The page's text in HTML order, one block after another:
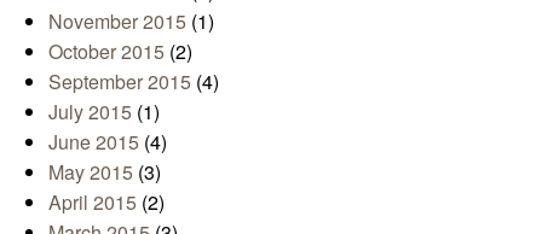
November 2015 (1)
October 2015 (2)
September 2015 (4)
July 2015 (1)
June 2015 (4)
May 2015 (3)
April 2015 (2)